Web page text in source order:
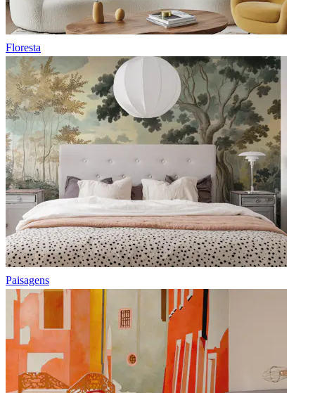
Floresta
Paisagens